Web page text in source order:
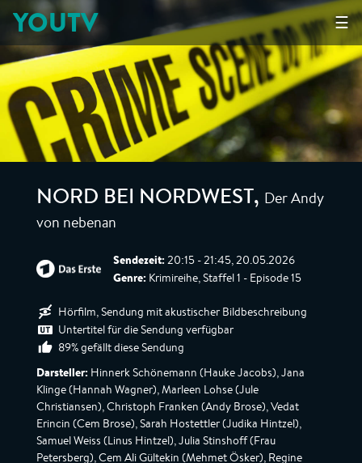
☰
YOUTV
NORD BEI NORDWEST, Der Andy
von nebenan
Sendezeit: 20:15 - 21:45, 20.05.2026
Genre: Krimireihe, Staffel 1 - Episode 15
Hörfilm, Sendung mit akustischer Bildbeschreibung
Untertitel für die Sendung verfügbar
89% gefällt diese Sendung
Darsteller: Hinnerk Schönemann (Hauke Jacobs), Jana
Klinge (Hannah Wagner), Marleen Lohse (Jule
Christiansen), Christoph Franken (Andy Brose), Vedat
Erincin (Cem Brose), Sarah Hostettler (Judika Hintzel),
Samuel Weiss (Linus Hintzel), Julia Stinshoff (Frau
Petersberg), Cem Ali Gültekin (Mehmet Ösker), Regine